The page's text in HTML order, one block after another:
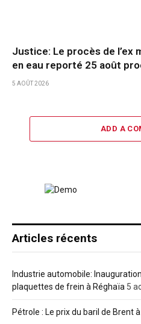
Justice: Le procès de l’ex
en eau reporté 25 août
5 AOÛT 2026
ADD A
Articles récents
Industrie automobile:
plaquettes de frein à Réghaïa 5
Pétrole : Le prix du baril de Brent